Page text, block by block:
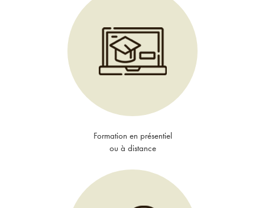
Formation en présentiel
ou à distance